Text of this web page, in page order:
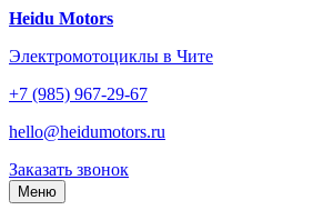
Перейти
содержанию
Heidu Motors
Электромотоциклы в Чите
+7 (985) 967-29-67
hello@heidumotors.ru
Заказать звонок
Меню